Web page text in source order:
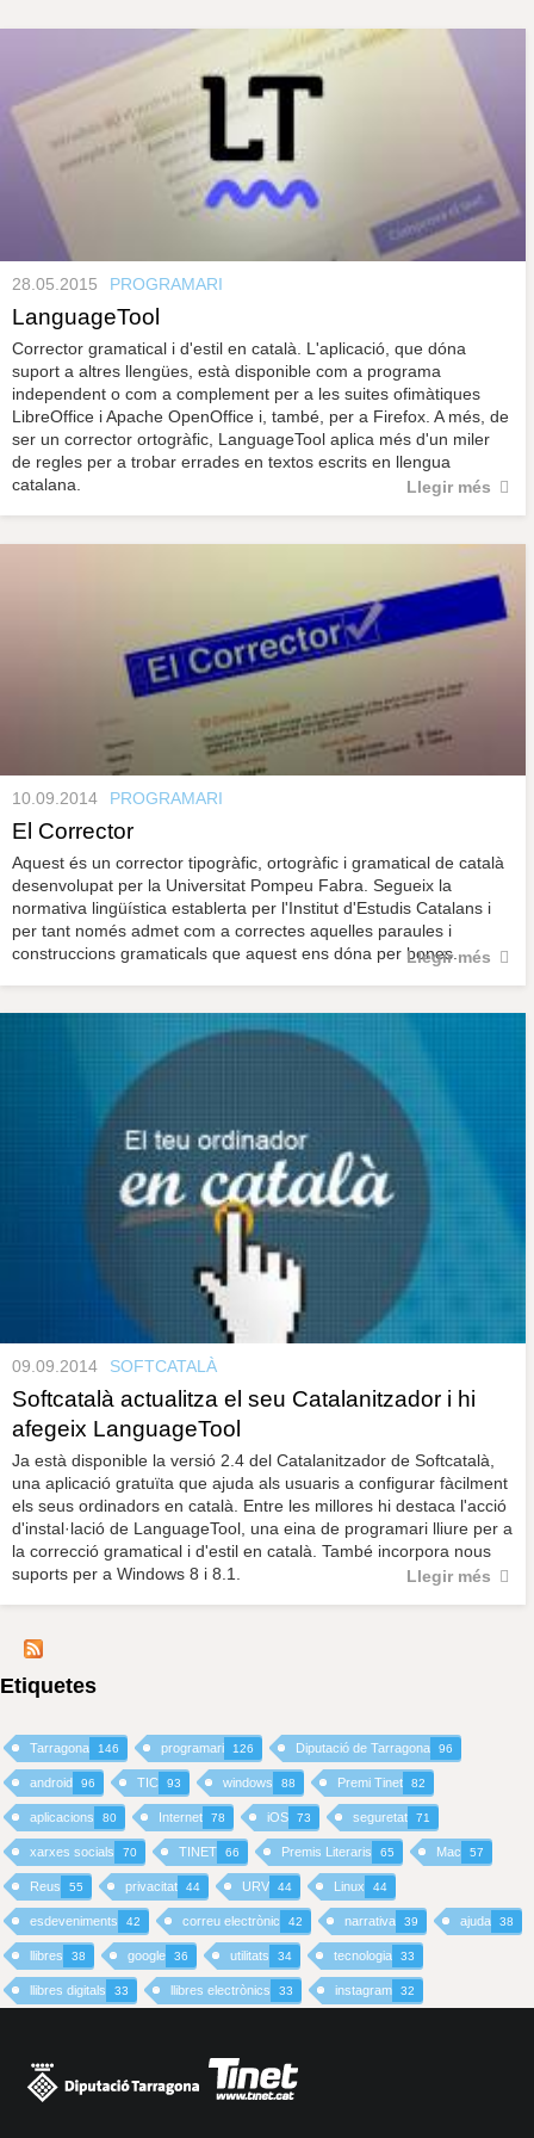
28.05.2015 PROGRAMARI
LanguageTool
Corrector gramatical i d'estil en català. L'aplicació, que dóna
suport a altres llengües, està disponible com a programa
independent o com a complement per a les suites ofimàtiques
LibreOffice i Apache OpenOffice i, també, per a Firefox. A més, de
ser un corrector ortogràfic, LanguageTool aplica més d'un miler
de regles per a trobar errades en textos escrits en llengua
catalana.
Llegir més
10.09.2014 PROGRAMARI
El Corrector
Aquest és un corrector tipogràfic, ortogràfic i gramatical de català
desenvolupat per la Universitat Pompeu Fabra. Segueix la
normativa lingüística establerta per l'Institut d'Estudis Catalans i
per tant només admet com a correctes aquelles paraules i
construccions gramaticals que aquest ens dóna per bones.
Llegir més
09.09.2014 SOFTCATALÀ
Softcatalà actualitza el seu Catalanitzador i hi
afegeix LanguageTool
Ja està disponible la versió 2.4 del Catalanitzador de Softcatalà,
una aplicació gratuïta que ajuda als usuaris a configurar fàcilment
els seus ordinadors en català. Entre les millores hi destaca l'acció
d'instal·lació de LanguageTool, una eina de programari lliure per a
la correcció gramatical i d'estil en català. També incorpora nous
suports per a Windows 8 i 8.1.
Llegir més
Etiquetes
Tarragona 146 programari 126 Diputació de Tarragona 96
android 96 TIC 93 windows 88 Premi Tinet 82
aplicacions 80 Internet 78 iOS 73 seguretat 71
xarxes socials 70 TINET 66 Premis Literaris 65 Mac 57
Reus 55 privacitat 44 URV 44 Linux 44
esdeveniments 42 correu electrònic 42 narrativa 39 ajuda 38
llibres 38 google 36 utilitats 34 tecnologia 33
llibres digitals 33 llibres electrònics 33 instagram 32